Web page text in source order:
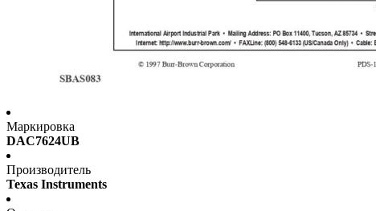
Маркировка
DAC7624UB
Производитель
Texas Instruments